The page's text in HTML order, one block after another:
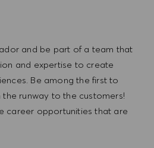
and be part of a team that
and expertise to create
Be among the first to
runway to the customers!
career opportunities that are